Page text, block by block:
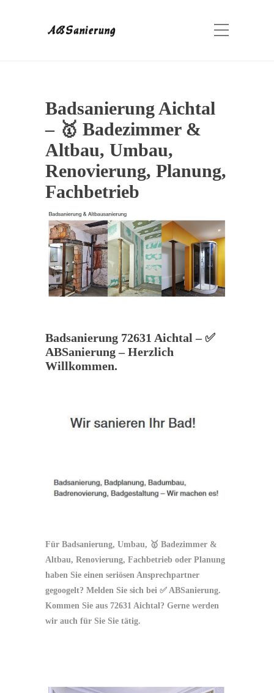
Badsanierung Aichtal
– 🥇 Badezimmer &
Altbau, Umbau,
Renovierung, Planung,
Fachbetrieb
Badsanierung 72631 Aichtal – ✅
ABSanierung – Herzlich
Willkommen.
Für Badsanierung, Umbau, 🥇 Badezimmer &
Altbau, Renovierung, Fachbetrieb oder Planung
haben Sie einen seriösen Ansprechpartner
gegoogelt? Melden Sie sich bei ✅ ABSanierung.
Kommen Sie aus 72631 Aichtal? Gerne werden
wir auch für Sie Sie tätig.